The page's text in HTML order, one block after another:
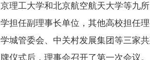
京理工大学和北京航空航天大学等九
学担任副理事长单位，其他高校担任
学城管委会、中关村发展集团等三家
牌仪式后，理事会召开了第一次会议。